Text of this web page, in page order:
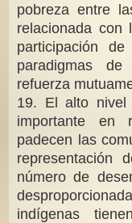
pobreza entre
relacionada con
participación
paradigmas
refuerza
19. El alto nivel
importante en
padecen las
representación
número de
indígenas